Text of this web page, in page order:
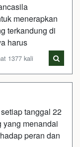
menerapkan
terkandung di
harus
1377 kali
tanggal 22
yang menandai
peran dan